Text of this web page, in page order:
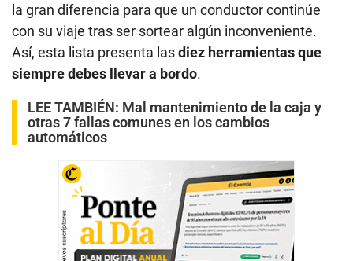
la gran diferencia para que un conductor continúe
con su viaje tras ser sortear algún inconveniente.
Así, esta lista presenta lasdiez herramientas que
siempre debes llevar a bordo.
LEE TAMBIÉN: Mal mantenimiento de la caja y
otras 7 fallas comunes en los cambios
automáticos